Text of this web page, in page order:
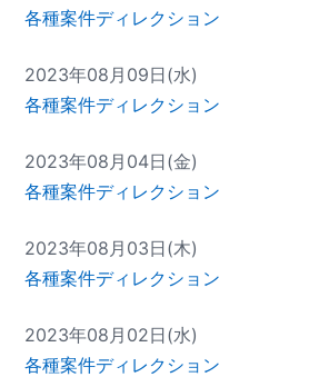
各種案件ディレクション
2023年08月09日(水)
各種案件ディレクション
2023年08月04日(金)
各種案件ディレクション
2023年08月03日(木)
各種案件ディレクション
2023年08月02日(水)
各種案件ディレクション